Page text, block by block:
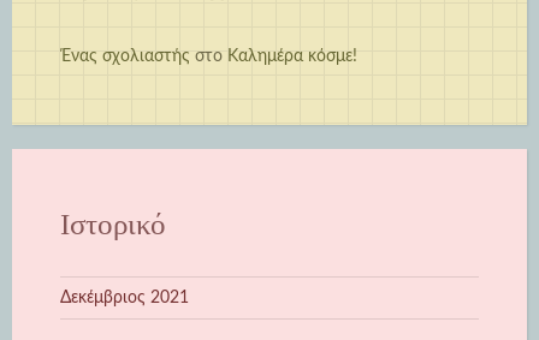
Ένας σχολιαστής στο Καλημέρα κόσμε!
Ιστορικό
Δεκέμβριος 2021